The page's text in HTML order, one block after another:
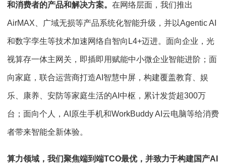
和消费者的产品和解决方案。 在网络层面，我们推出
AirMAX、广域无损等产品系统化智能升级，并以Agentic AI
和数字孪生等技术加速网络自智向L4+迈进。面向企业，光
视算存一体主网关，即插即用赋能中小微企业智能进阶；面
向家庭，联合运营商打造AI智慧中屏，构建覆盖教育、娱
乐、康养、安防等家庭生活的AI中枢，累计发货超300万
台；面向个人，AI原生手机和WorkBuddy AI云电脑等给消费
者带来智能全新体验。
算力领域，我们聚焦端到端TCO最优，并致力于构建国产AI